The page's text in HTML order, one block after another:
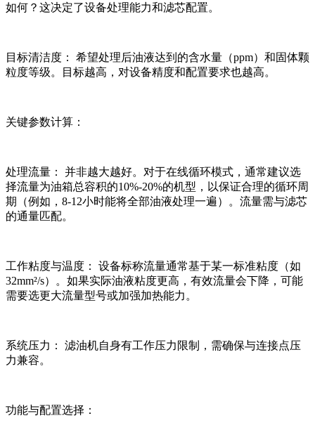
如何？这决定了设备处理能力和滤芯配置。
目标清洁度： 希望处理后油液达到的含水量（ppm）和固体颗
粒度等级。目标越高，对设备精度和配置要求也越高。
关键参数计算：
处理流量： 并非越大越好。对于在线循环模式，通常建议选
择流量为油箱总容积的10%-20%的机型，以保证合理的循环周
期（例如，8-12小时能将全部油液处理一遍）。流量需与滤芯
的通量匹配。
工作粘度与温度： 设备标称流量通常基于某一标准粘度（如
32mm²/s）。如果实际油液粘度更高，有效流量会下降，可能
需要选更大流量型号或加强加热能力。
系统压力： 滤油机自身有工作压力限制，需确保与连接点压
力兼容。
功能与配置选择：